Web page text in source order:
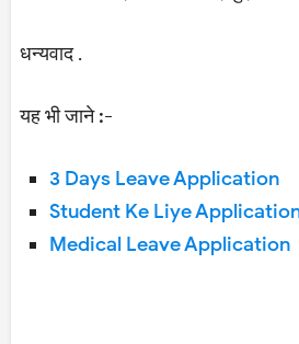
धन्यवाद .
यह भी जाने :-
3 Days Leave Application
Student Ke Liye
Medical Leave Application